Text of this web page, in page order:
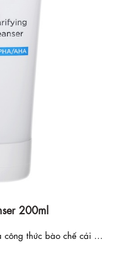
200ml
thức bào chế cải ...